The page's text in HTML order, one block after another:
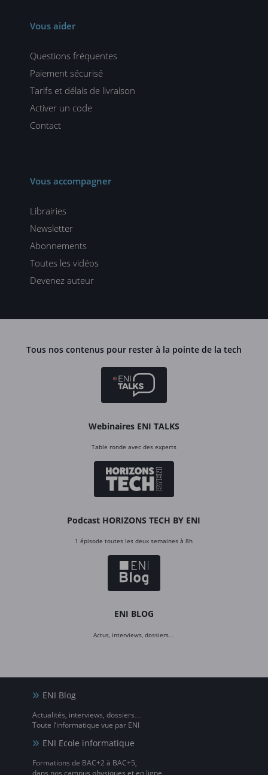
Vous aider
Questions fréquentes
Paiement sécurisé
Tarifs et délais de livraison
Activer un code
Contact
Vous accompagner
Librairies
Newsletter
Abonnements
Toutes les vidéos
Devenez auteur
Tous nos contenus pour rester à la pointe de la tech
Webinaires ENI TALKS
Table ronde avec des experts
Podcast HORIZONS TECH BY ENI
1 épisode toutes les deux semaines à 8h
ENI BLOG
Actus, interviews, dossiers…
ENI Blog
Actualités, interviews, dossiers…
Toute l’informatique vue par ENI
ENI Ecole informatique
Formations de BAC+2 à BAC+5,
dans nos campus physiques et en ligne